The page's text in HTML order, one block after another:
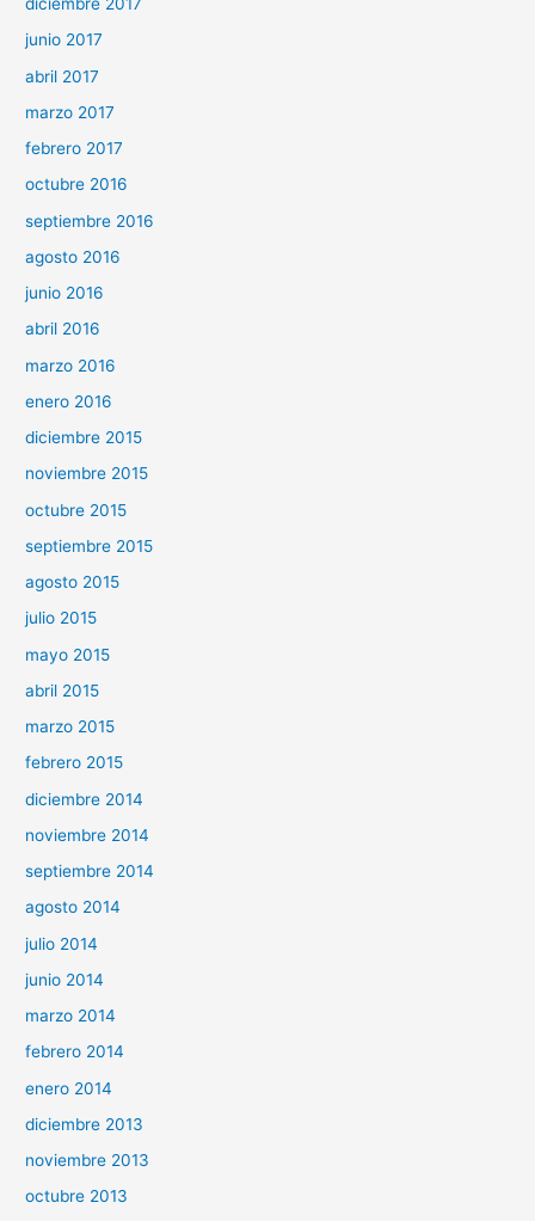
junio 2017
abril 2017
marzo 2017
febrero 2017
octubre 2016
septiembre 2016
agosto 2016
junio 2016
abril 2016
marzo 2016
enero 2016
diciembre 2015
noviembre 2015
octubre 2015
septiembre 2015
agosto 2015
julio 2015
mayo 2015
abril 2015
marzo 2015
febrero 2015
diciembre 2014
noviembre 2014
septiembre 2014
agosto 2014
julio 2014
junio 2014
marzo 2014
febrero 2014
enero 2014
diciembre 2013
noviembre 2013
octubre 2013